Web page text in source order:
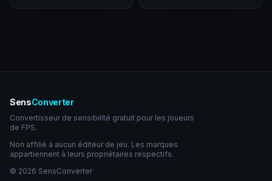
SensConverter
Convertisseur de sensibilité gratuit pour les joueurs
de FPS.
Non affilié à aucun éditeur de jeu. Les marques
appartiennent à leurs propriétaires respectifs.
© 2026 SensConverter